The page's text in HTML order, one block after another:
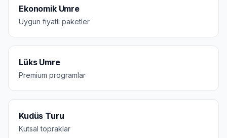
Ekonomik Umre
Uygun fiyatlı paketler
Lüks Umre
Premium programlar
Kudüs Turu
Kutsal topraklar